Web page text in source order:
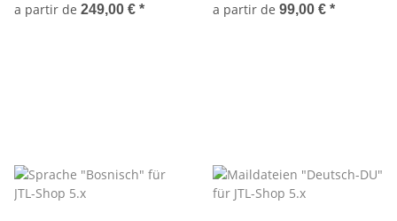
a partir de 249,00 € *
a partir de 99,00 € *